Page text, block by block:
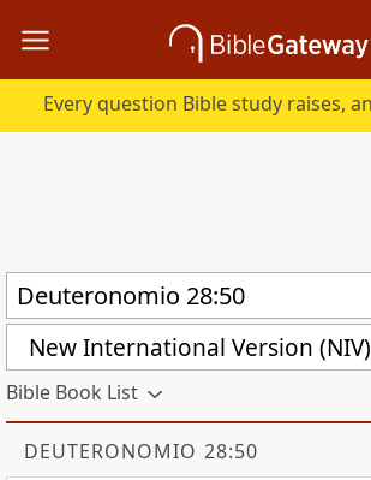
New International Version (NIV)
Bible Book List
DEUTERONOMIO 28:50